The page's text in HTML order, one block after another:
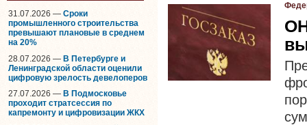
31.07.2026 — Сроки
промышленного строительства
превышают плановые в среднем
на 20%
28.07.2026 — В Петербурге и
Ленинградской области оценили
цифровую зрелость девелоперов
27.07.2026 — В Подмосковье
проходит стратсессия по
капремонту и цифровизации ЖКХ